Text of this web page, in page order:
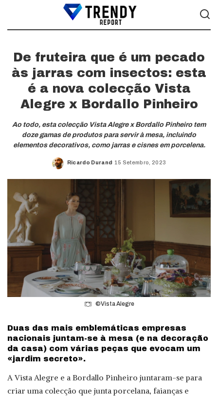
De fruteira que é um pecado
às jarras com insectos: esta
é a nova colecção Vista
Alegre x Bordallo Pinheiro
Ao todo, esta colecção Vista Alegre x Bordallo Pinheiro tem
doze gamas de produtos para servir à mesa, incluindo
elementos decorativos, como jarras e cisnes em porcelena.
Posted
Ricardo Durand 15 Setembro, 2023
©Vista Alegre
Duas das mais emblemáticas empresas
nacionais juntam-se à mesa (e na decoração
da casa) com várias peças que evocam um
«jardim secreto».
A Vista Alegre e a Bordallo Pinheiro juntaram-se para
criar uma colecção que junta porcelana, faianças e